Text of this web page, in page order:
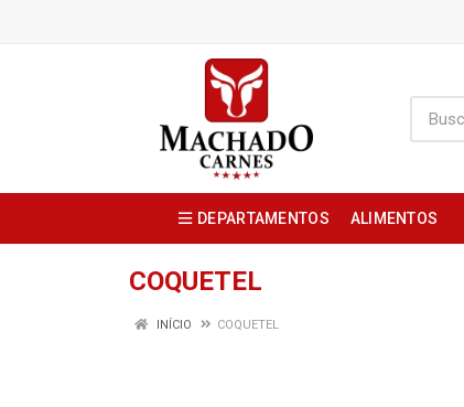
DEPARTAMENTOS ALIMENTOS
COQUETEL
INÍCIO COQUETEL